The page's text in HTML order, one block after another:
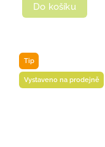
Do košíku
Tip
Vystaveno na prodejně